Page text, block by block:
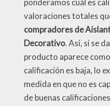
ponderamos cuál es
valoraciones totales
compradores de
Decorativo. Así, si se
producto aparece
calificación es baja, lo
medida en que no es
de buenas